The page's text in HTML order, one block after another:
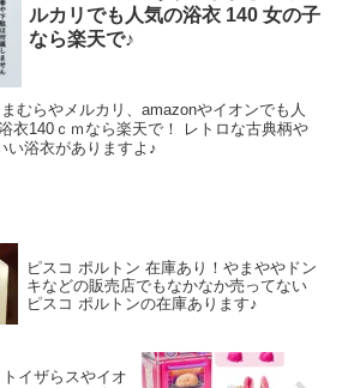
ルカリでも人気の浴衣 140 女の子
なら楽天で♪
むらやメルカリ、amazonやイオンでも人
衣140ｃｍなら楽天で！ レトロな古典柄や
い浴衣がありますよ♪
ピスコ ポルトン 在庫あり！やまややドン
キなどの販売店でもなかなか売ってない
ピスコ ポルトンの在庫あります♪
イザらスやイオ